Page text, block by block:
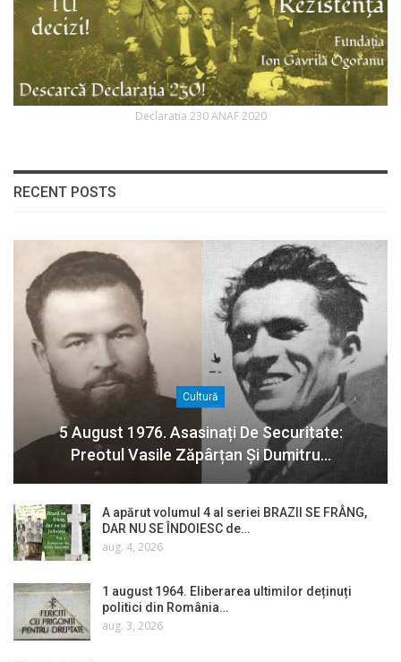
Declaratia 230 ANAF 2020
RECENT POSTS
Cultură
5 August 1976. Asasinați De Securitate:
Preotul Vasile Zăpârțan Și Dumitru…
A apărut volumul 4 al seriei BRAZII SE FRÂNG,
DAR NU SE ÎNDOIESC de…
aug. 4, 2026
1 august 1964. Eliberarea ultimilor deținuți
politici din România…
aug. 3, 2026